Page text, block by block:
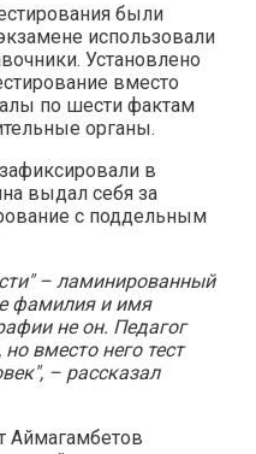
были
использовали
Установлено
вместо
по шести фактам
органы.
в
выдал себя за
с поддельным
– ламинированный
фамилия и имя
не он. Педагог
вместо него тест
– рассказал
Аймагамбетов